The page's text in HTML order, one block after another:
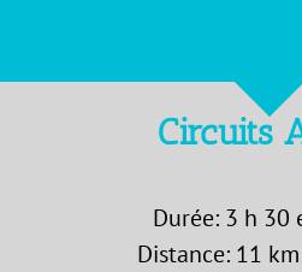
Circuits
Durée: 3 h 30
Distance: 11